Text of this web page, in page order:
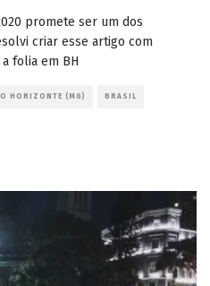
promete ser um dos
criar esse artigo com
folia em BH
HORIZONTE (MG) BRASIL